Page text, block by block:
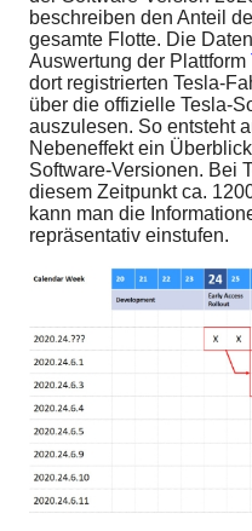
beschreiben den Anteil
gesamte Flotte. Die
Auswertung der Plattform
dort registrierten Tesla-
über die offizielle Tesla-
auszulesen. So entsteht
Nebeneffekt ein
Software-Versionen. Bei
diesem Zeitpunkt ca.
kann man die
repräsentativ einstufen.